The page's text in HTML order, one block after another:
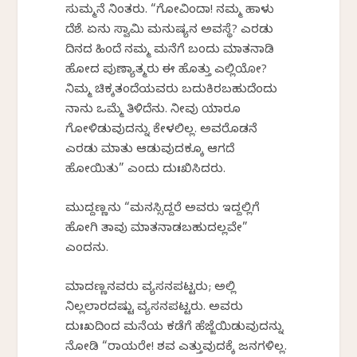
ಸುಮ್ಮನೆ ನಿಂತರು. “ಗೋವಿಂದಾ! ನಮ್ಮ ಹಾಳು
ದೆಶೆ. ಏನು ಸ್ವಾಮಿ ಮನುಷ್ಯನ ಅವಸ್ಥೆ? ಎರಡು
ದಿನದ ಹಿಂದೆ ನಮ್ಮ ಮನೆಗೆ ಬಂದು ಮಾತನಾಡಿ
ಹೋದ ಪುಣ್ಯಾತ್ಮರು ಈ ಹೊತ್ತು ಎಲ್ಲಿಯೋ?
ನಿಮ್ಮ ಚಿಕ್ಕತಂದೆಯವರು ಬದುಕಿರಬಹುದೆಂದು
ನಾನು ಒಮ್ಮೆ ತಿಳಿದೆನು. ನೀವು ಯಾರೂ
ಗೋಳಿಡುವುದನ್ನು ಕೇಳಲಿಲ್ಲ. ಅವರೊಡನೆ
ಎರಡು ಮಾತು ಆಡುವುದಕ್ಕೂ ಆಗದೆ
ಹೋಯಿತು” ಎಂದು ದುಃಖಿಸಿದರು.
ಮುದ್ದಣ್ಣನು “ಮನಸ್ಸಿದ್ದರೆ ಅವರು ಇದ್ದಲ್ಲಿಗೆ
ಹೋಗಿ ತಾವು ಮಾತನಾಡಬಹುದಲ್ಲವೇ”
ಎಂದನು.
ಮಾದಣ್ಣನವರು ವ್ಯಸನಪಟ್ಟರು; ಅಲ್ಲಿ
ನಿಲ್ಲಲಾರದಷ್ಟು ವ್ಯಸನಪಟ್ಟರು. ಅವರು
ದುಃಖದಿಂದ ಮನೆಯ ಕಡೆಗೆ ಹೆಜ್ಜೆಯಿಡುವುದನ್ನು
ನೋಡಿ “ರಾಯರೇ! ಶವ ಎತ್ತುವುದಕ್ಕೆ ಜನಗಳಿಲ್ಲ.